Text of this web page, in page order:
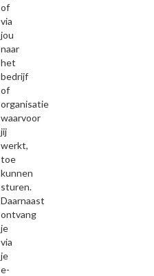
of
via
jou
naar
het
bedrijf
of
organisatie
waarvoor
jij
werkt,
toe
kunnen
sturen.
Daarnaast
ontvang
je
via
je
e-